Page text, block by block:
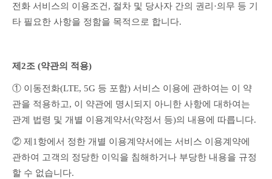
전화 서비스의 이용조건, 절차 및 당사자 간의 권리·의무 등 기
타 필요한 사항을 정함을 목적으로 합니다.
제2조 (약관의 적용)
① 이동전화(LTE, 5G 등 포함) 서비스 이용에 관하여는 이 약
관을 적용하고, 이 약관에 명시되지 아니한 사항에 대하여는
관계 법령 및 개별 이용계약서(약정서 등)의 내용에 따릅니다.
② 제1항에서 정한 개별 이용계약서에는 서비스 이용계약에
관하여 고객의 정당한 이익을 침해하거나 부당한 내용을 규정
할 수 없습니다.